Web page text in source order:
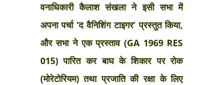
वनाधिकारी कैलाश संखला ने इसी सभा में
अपना पर्चा ‘द वैनिशिंग टाइगर’ प्रस्तुत किया,
और सभा ने एक प्रस्ताव (GA 1969 RES
015) पारित कर बाघ के शिकार पर रोक
(मोरेटोरियम) तथा प्रजाति की रक्षा के लिए